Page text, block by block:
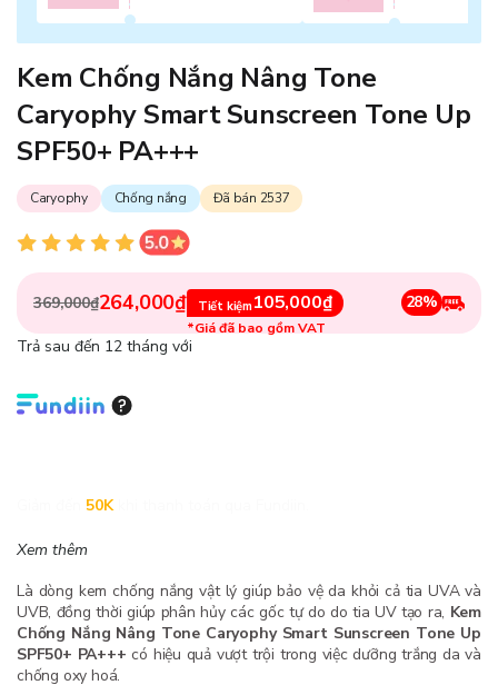
Kem Chống Nắng Nâng Tone
Caryophy Smart Sunscreen Tone Up
SPF50+ PA+++
Caryophy Chống nắng Đã bán 2537
369,000₫264,000₫ Tiết kiệm105,000₫
*Giá đã bao gồm VAT
28%
Trả sau đến 12 tháng với
50K
Xem thêm
Là dòng kem chống nắng vật lý giúp bảo vệ da khỏi cả tia UVA và
UVB, đồng thời giúp phân hủy các gốc tự do do tia UV tạo ra, Kem
Chống Nắng Nâng Tone Caryophy Smart Sunscreen Tone Up
SPF50+ PA+++ có hiệu quả vượt trội trong việc dưỡng trắng da và
chống oxy hoá.